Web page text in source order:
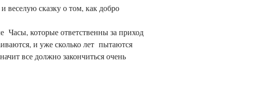
веселую сказку о том, как добро
Часы, которые ответственны за приход
и уже сколько лет  пытаются
все должно закончиться очень